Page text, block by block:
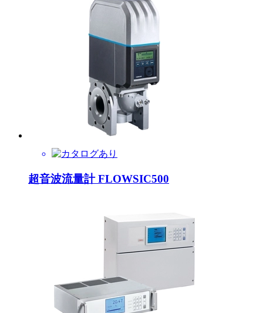
超音波流量計 FLOWSIC500